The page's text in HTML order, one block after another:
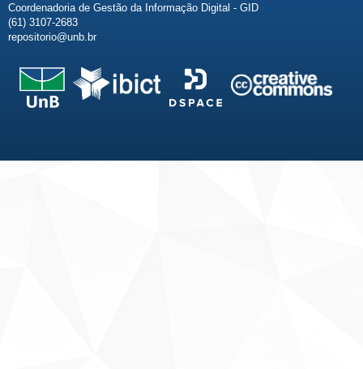
Coordenadoria de Gestão da Informação Digital - GID
(61) 3107-2683
repositorio@unb.br